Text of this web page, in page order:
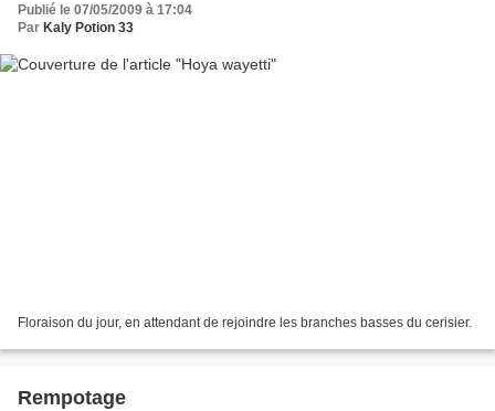
Publié le 07/05/2009 à 17:04
Par Kaly Potion 33
Floraison du jour, en attendant de rejoindre les branches basses du cerisier.
Rempotage